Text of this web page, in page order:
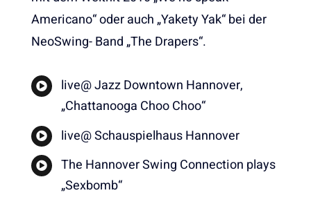
Americano“ oder auch „Yakety Yak“ bei der
NeoSwing- Band „The Drapers“.
live@ Jazz Downtown Hannover,
„Chattanooga Choo Choo“
live@ Schauspielhaus Hannover
The Hannover Swing Connection plays
„Sexbomb“